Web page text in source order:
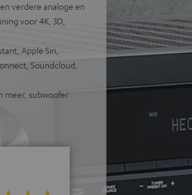
verdere analoge en
voor 4K, 3D,
Apple Siri,
Soundcloud,
meer, subwoofer